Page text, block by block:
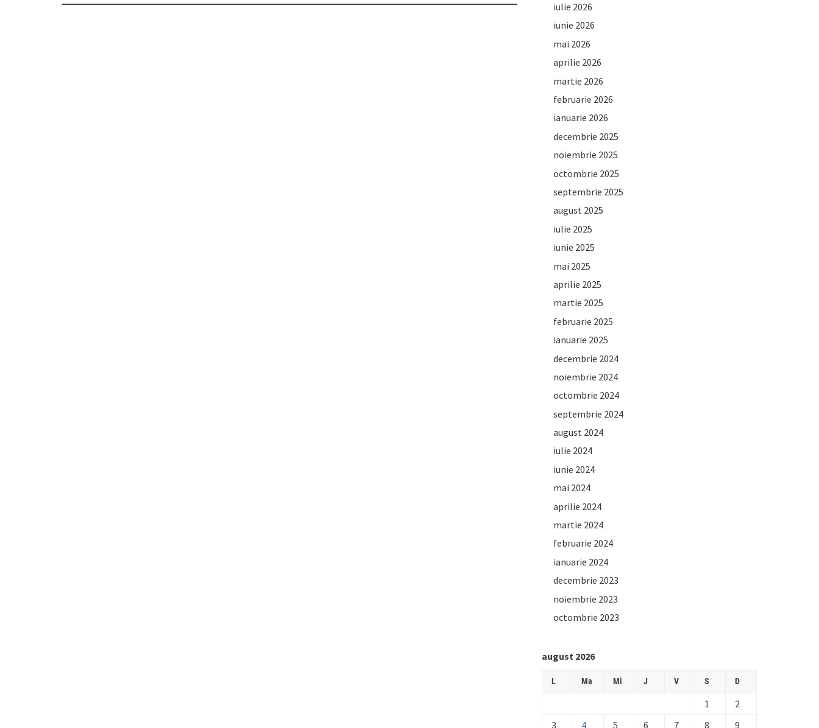
iulie 2026
iunie 2026
mai 2026
aprilie 2026
martie 2026
februarie 2026
ianuarie 2026
decembrie 2025
noiembrie 2025
octombrie 2025
septembrie 2025
august 2025
iulie 2025
iunie 2025
mai 2025
aprilie 2025
martie 2025
februarie 2025
ianuarie 2025
decembrie 2024
noiembrie 2024
octombrie 2024
septembrie 2024
august 2024
iulie 2024
iunie 2024
mai 2024
aprilie 2024
martie 2024
februarie 2024
ianuarie 2024
decembrie 2023
noiembrie 2023
octombrie 2023
august 2026
L Ma Mi J V S D
1
2
3
4 5 6 7 8 9